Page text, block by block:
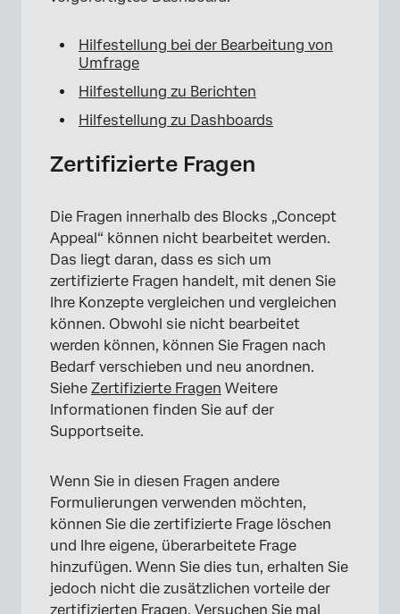
×
Hilfestellung bei der Bearbeitung von
Umfrage
Hilfestellung zu Berichten
Hilfestellung zu Dashboards
Zertifizierte Fragen
Die Fragen innerhalb des Blocks „Concept
Appeal“ können nicht bearbeitet werden.
Das liegt daran, dass es sich um
zertifizierte Fragen handelt, mit denen Sie
Ihre Konzepte vergleichen und vergleichen
können. Obwohl sie nicht bearbeitet
werden können, können Sie Fragen nach
Bedarf verschieben und neu anordnen.
Siehe Zertifizierte Fragen Weitere
Informationen finden Sie auf der
Supportseite.
Wenn Sie in diesen Fragen andere
Formulierungen verwenden möchten,
können Sie die zertifizierte Frage löschen
und Ihre eigene, überarbeitete Frage
hinzufügen. Wenn Sie dies tun, erhalten Sie
jedoch nicht die zusätzlichen vorteile der
zertifizierten Fragen. Versuchen Sie mal